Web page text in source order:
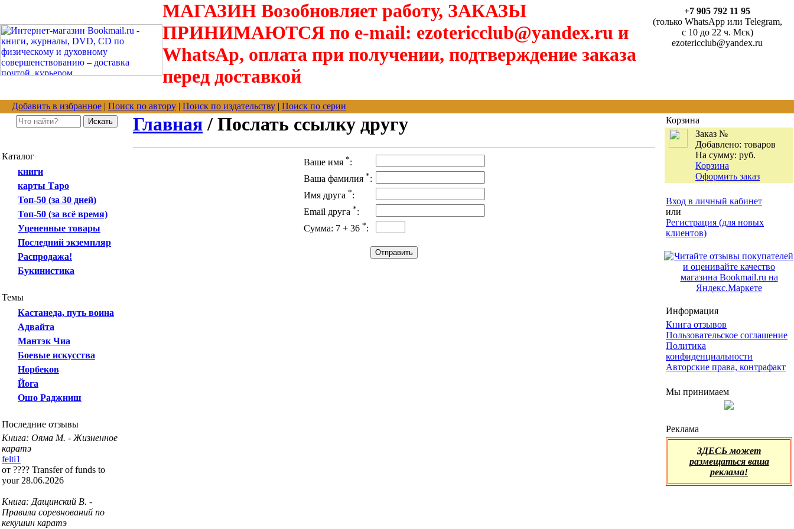
МАГАЗИН Возобновляет работу, ЗАКАЗЫ
ПРИНИМАЮТСЯ по e-mail: ezotericclub@yandex.ru и
WhatsAp, оплата при получении, подтверждение заказа
перед доставкой
+7 905 792 11 95
(только WhatsApp или Telegram,
с 10 до 22 ч. Мск)
ezotericclub@yandex.ru
Добавить в избранное | Поиск по автору | Поиск по издательству | Поиск по серии
Каталог
книги
карты Таро
Топ-50 (за 30 дней)
Топ-50 (за всё время)
Уцененные товары
Последний экземпляр
Распродажа!
Букинистика
Темы
Кастанеда, путь воина
Адвайта
Мантэк Чиа
Боевые искусства
Норбеков
Йога
Ошо Раджниш
Последние отзывы
Книга: Ояма М. - Жизненное
каратэ
felti1
от ???? Transfer of funds to
your 28.06.2026
Книга: Дащинский В. -
Правила соревнований по
кекушин каратэ
Главная / Послать ссылку другу
Ваше имя *:
Ваша фамилия *:
Имя друга *:
Email друга *:
Сумма: 7 + 36 *:
Корзина
Заказ №
Добавлено: товаров
На сумму: руб.
Корзина
Оформить заказ
Вход в личный кабинет
или
Регистрация (для новых
клиентов)
Информация
Книга отзывов
Пользовательское соглашение
Политика
конфиденциальности
Авторские права, контрафакт
Мы принимаем
Реклама
ЗДЕСЬ может
размещаться ваша
реклама!